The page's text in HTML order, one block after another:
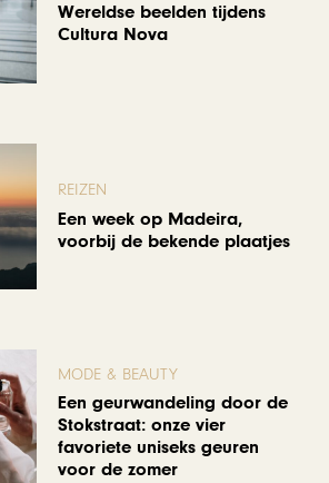
Wereldse beelden tijdens
Cultura Nova
REIZEN
Een week op Madeira,
voorbij de bekende plaatjes
MODE & BEAUTY
Een geurwandeling door de
Stokstraat: onze vier
favoriete uniseks geuren
voor de zomer